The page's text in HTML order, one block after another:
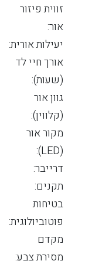
זווית פיזור
אור:
יעילות אורית:
אורך חיי לד
(שעות):
גוון אור
(קלווין):
מקור אור
(LED):
דרייבר:
תקנים:
בטיחות
פוטוביולוגית:
מקדם
מסירת צבע: